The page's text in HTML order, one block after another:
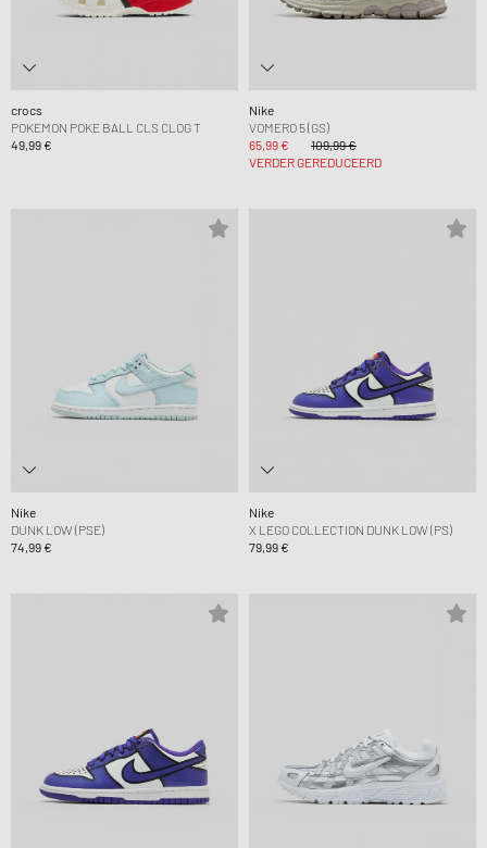
crocs
POKEMON POKE BALL CLS CLOG T
49,99 €
Nike
VOMERO 5 (GS)
65,99 €
109,99 €
VERDER GEREDUCEERD
Nike
DUNK LOW (PSE)
74,99 €
Nike
X LEGO COLLECTION DUNK LOW (PS)
79,99 €